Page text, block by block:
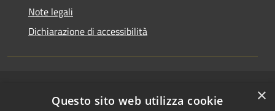
Note legali
Dichiarazione di accessibilità
Accessibilità
Copyright © 2026 • Comune di
Riccione • Powered by
×
Questo sito web utilizza cookie